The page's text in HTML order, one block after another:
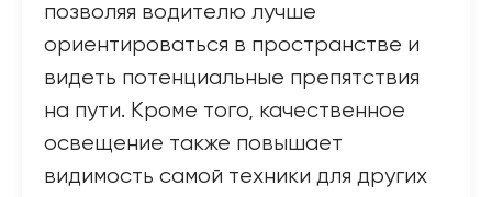
позволяя водителю лучше
ориентироваться в пространстве и
видеть потенциальные препятствия
на пути. Кроме того, качественное
освещение также повышает
видимость самой техники для других